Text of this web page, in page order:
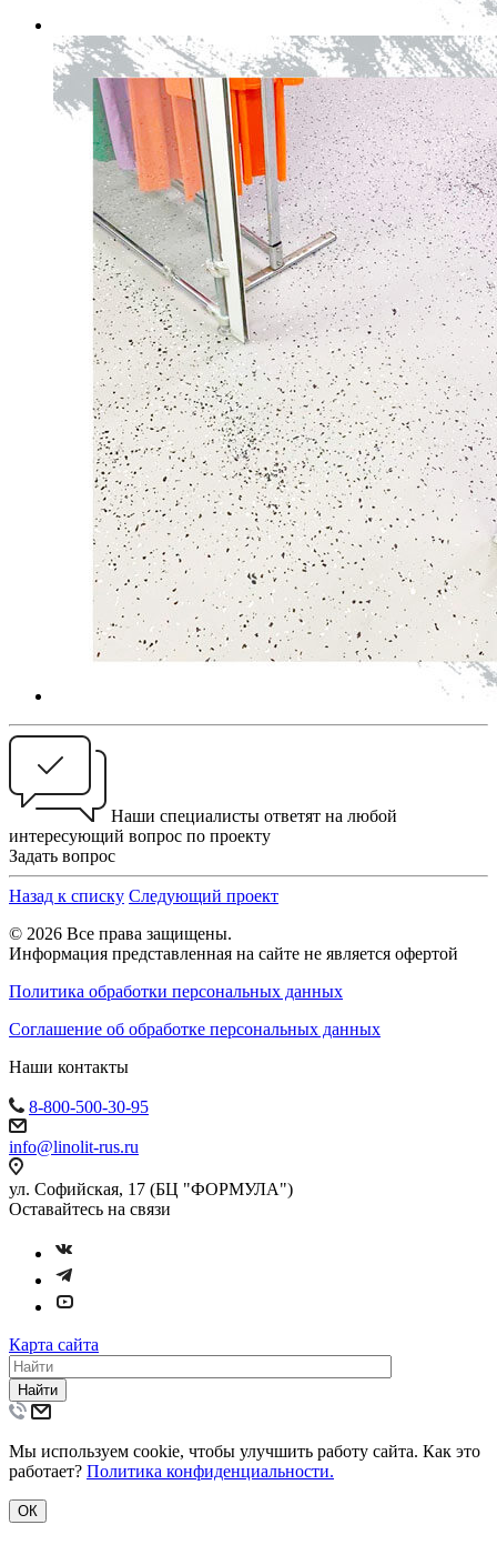
Наши специалисты ответят на любой
интересующий вопрос по проекту
Задать вопрос
Назад к списку Следующий проект
© 2026 Все права защищены.
Информация представленная на сайте не является офертой
Политика обработки персональных данных
Соглашение об обработке персональных данных
Наши контакты
8-800-500-30-95
info@linolit-rus.ru
ул. Софийская, 17 (БЦ "ФОРМУЛА")
Оставайтесь на связи
Карта сайта
Найти
Мы используем cookie, чтобы улучшить работу сайта. Как это
работает? Политика конфиденциальности.
ОК